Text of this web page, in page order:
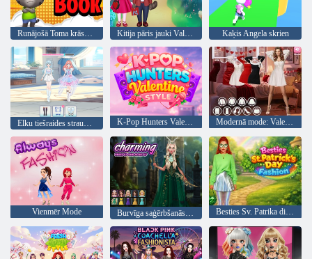
Runājošā Toma krāsojamās grāmatas Kitija pāris jauki Valentīns Kaķis Angela skrien
K-Pop Hunters Valentīna stils Modernā mode: Valentīna 3. daļa
Vienmēr Mode Burvīga saģērbšanās un grims Besties Sv. Patrika dienas mode